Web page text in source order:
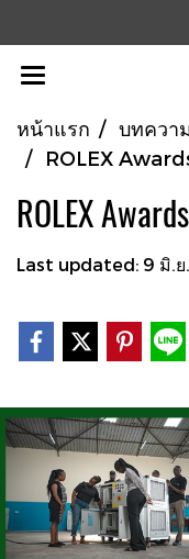
หน้าแรก บทควา
ROLEX
ROLEX
Last updated: 9 มิ.ย